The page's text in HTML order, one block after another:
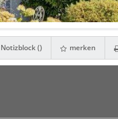
Notizblock () merken